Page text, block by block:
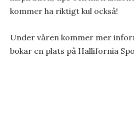
kommer ha riktigt kul också!
Under våren kommer mer
bokar en plats på Hallifornia